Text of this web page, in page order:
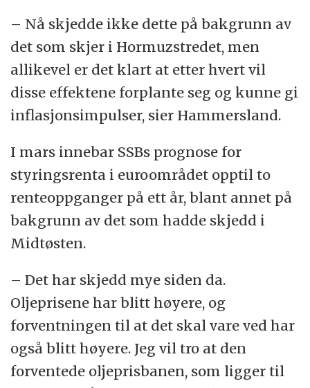
– Nå skjedde ikke dette på bakgrunn av
det som skjer i Hormuzstredet, men
allikevel er det klart at etter hvert vil
disse effektene forplante seg og kunne gi
inflasjonsimpulser, sier Hammersland.
I mars innebar SSBs prognose for
styringsrenta i euroområdet opptil to
renteoppganger på ett år, blant annet på
bakgrunn av det som hadde skjedd i
Midtøsten.
– Det har skjedd mye siden da.
Oljeprisene har blitt høyere, og
forventningen til at det skal vare ved har
også blitt høyere. Jeg vil tro at den
forventede oljeprisbanen, som ligger til